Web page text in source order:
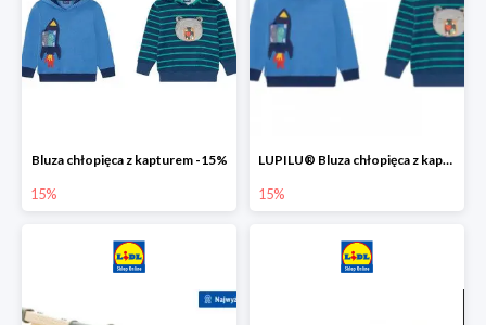
Bluza chłopięca z kapturem -15%
15%
LUPILU® Bluza chłopięca z kapturem
15%